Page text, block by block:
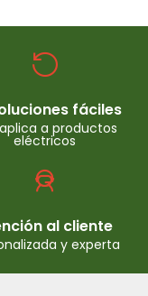
fáciles
a productos
eléctricos
al cliente
y experta